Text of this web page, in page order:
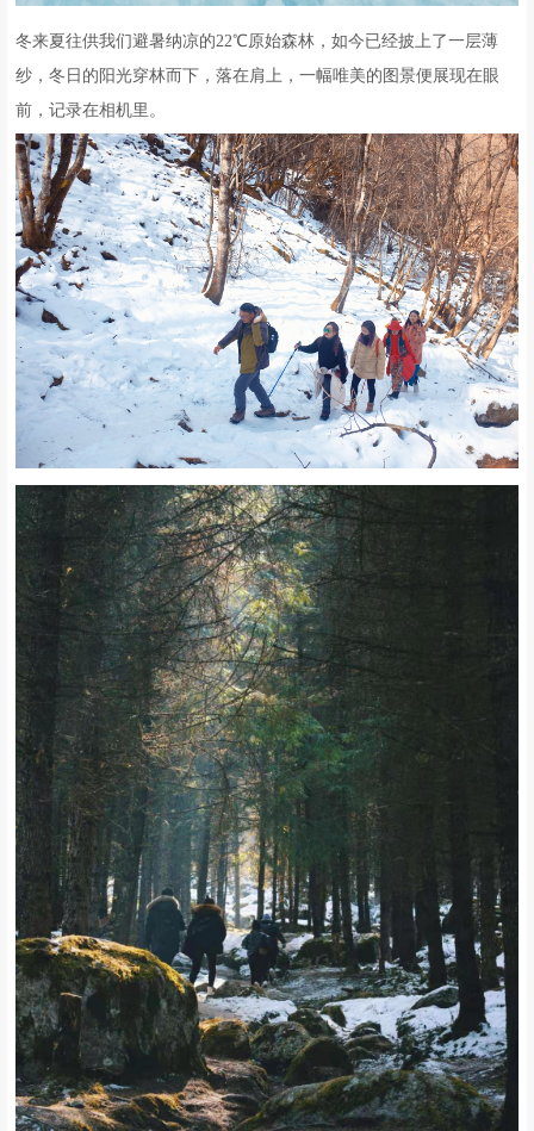
冬来夏往供我们避暑纳凉的22℃原始森林，如今已经披上了一层薄
纱，冬日的阳光穿林而下，落在肩上，一幅唯美的图景便展现在眼
前，记录在相机里。